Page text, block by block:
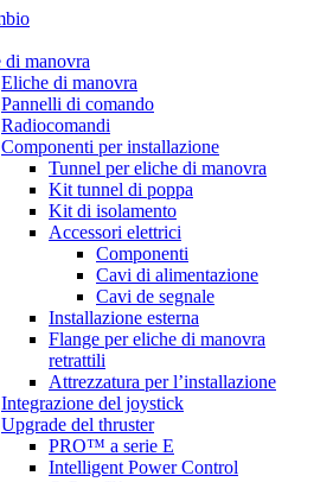
di manovra
Eliche di manovra
Pannelli di comando
Radiocomandi
Componenti per installazione
Tunnel per eliche di manovra
Kit tunnel di poppa
Kit di isolamento
Accessori elettrici
Componenti
Cavi di alimentazione
Cavi de segnale
Installazione esterna
Flange per eliche di manovra
retrattili
Attrezzatura per l’installazione
Integrazione del joystick
Upgrade del thruster
PRO™ a serie E
Intelligent Power Control